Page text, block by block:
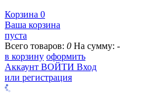
Корзина 0
Ваша корзина
пуста
Всего товаров: 0 На сумму: -
в корзину оформить
Аккаунт ВОЙТИ Вход
или регистрация